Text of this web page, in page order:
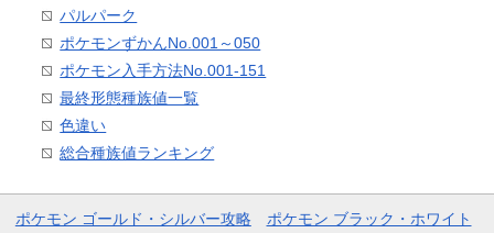
パルパーク
ポケモンずかんNo.001～050
ポケモン入手方法No.001-151
最終形態種族値一覧
色違い
総合種族値ランキング
ポケモン ゴールド・シルバー攻略
ポケモン ブラック・ホワイト